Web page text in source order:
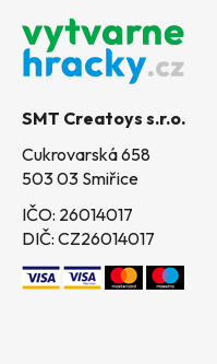
SMT Creatoys s.r.o.
Cukrovarská 658
503 03 Smiřice
IČO: 26014017
DIČ: CZ26014017